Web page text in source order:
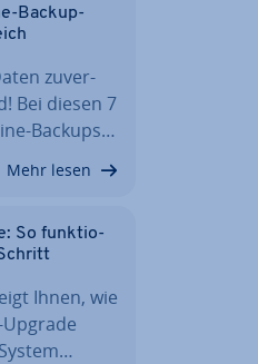
Backup-
zu­ver­
Bei diesen 7
Backups…
Mehr lesen
So funk­tio­
Ihnen, wie
Upgrade